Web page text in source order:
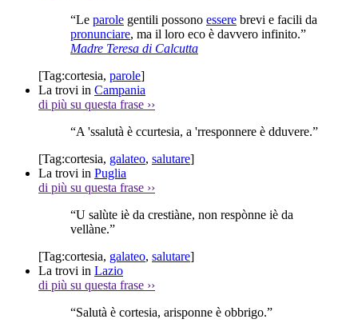
“Le parole gentili possono essere brevi e facili da
pronunciare, ma il loro eco è davvero infinito.”
Madre Teresa di Calcutta
[Tag:cortesia, parole]
La trovi in Campania
di più su questa frase ››
“A 'ssalutà è ccurtesia, a 'rresponnere è dduvere.”
[Tag:cortesia, galateo, salutare]
La trovi in Puglia
di più su questa frase ››
“U salùte iè da crestiàne, non respònne iè da
vellàne.”
[Tag:cortesia, galateo, salutare]
La trovi in Lazio
di più su questa frase ››
“Salutà è cortesia, arisponne è obbrigo.”